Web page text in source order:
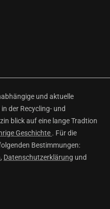
und aktuelle
der Recycling- und
blick auf eine lange Tradtion
Geschichte . Für die
Bestimmungen:
, Datenschutzerklärung und